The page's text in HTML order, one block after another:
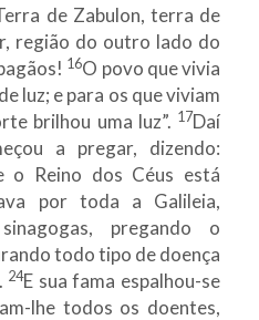
de Zabulon, terra de
região do outro lado do
16O povo que vivia
luz; e para os que viviam
brilhou uma luz”. 17Daí
a pregar, dizendo:
o Reino dos Céus está
por toda a Galileia,
pregando o
todo tipo de doença
24E sua fama espalhou-se
lhe todos os doentes,